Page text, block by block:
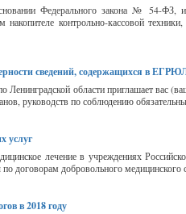
Федерального закона № 54-ФЗ,
контрольно-кассовой
сведений, содержащихся в
области приглашает вас
руководств по соблюдению
услуг
лечение в учреждениях
договорам добровольного
в 2018 году